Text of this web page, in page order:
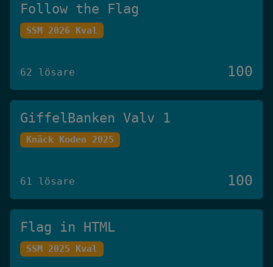
Follow the Flag
SSM 2026 Kval
62 lösare 100
GiffelBanken Valv 1
Knäck Koden 2025
61 lösare 100
Flag in HTML
SSM 2025 Kval